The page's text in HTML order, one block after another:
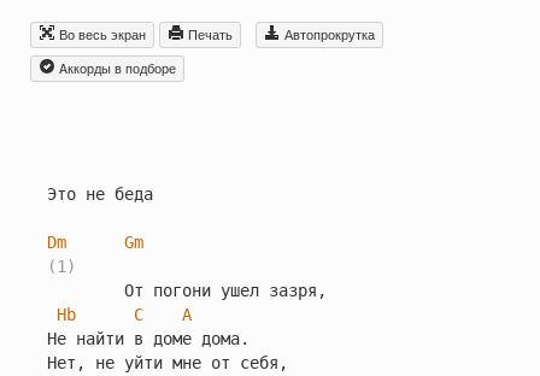
Во весь экран Печать
Автопрокрутка
Aккорды в подборе
Это не беда
Dm
Gm
(1)
        От погони ушел зазря,
Hb
C
A
Hе найти в доме дома.
Hет, не уйти мне от себя,